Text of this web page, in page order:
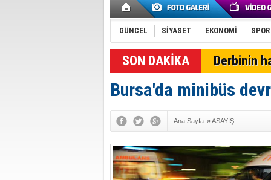
GÜNCEL SİYASET EKONOMİ SPOR
Derbinin
Bursa'da minibüs
Ana Sayfa »ASAYİŞ